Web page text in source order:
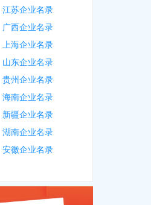
， 0318***6024
江苏企业名录
广西企业名录
上海企业名录
山东企业名录
贵州企业名录
海南企业名录
新疆企业名录
湖南企业名录
安徽企业名录